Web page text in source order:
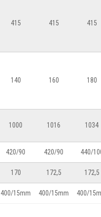
415 415 415
140 160 180
1000 1016 1034
420/90 420/90 440/
170 172,5 172,5
400/15mm 400/15mm 400/